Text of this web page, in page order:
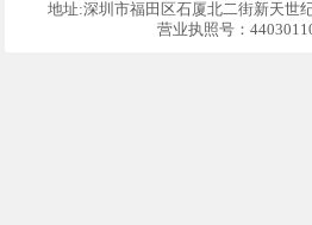
地址:深圳市福田区石厦北二街新天世
营业执照号：